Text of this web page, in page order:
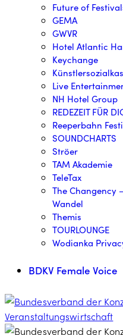
Future of
GEMA
GWVR
Hotel Atlantic
Keychange
Live
NH Hotel Group
REDEZEIT FÜR
Reeperbahn
SOUNDCHARTS
Ströer
TAM Akademie
TeleTax
The Changency
Wandel
Themis
TOURLOUNGE
Wodianka
BDKV Female Voice